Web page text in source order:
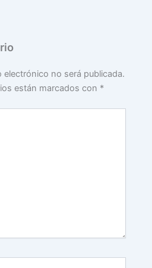
electrónico no será publicada.
están marcados con *